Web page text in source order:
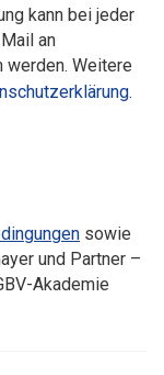
kann bei jeder
an
werden. Weitere
.
sowie
und Partner –
Akademie